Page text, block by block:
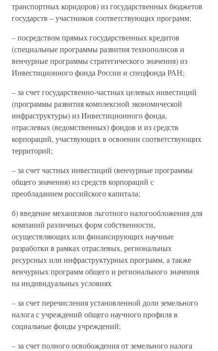
транспортных коридоров) из государственных бюджетов
государств – участников соответствующих программ;
– посредством прямых государственных кредитов
(специальные программы развития технополисов и
венчурные программы стратегического значения) из
Инвестиционного фонда России и спецфонда РАН;
– за счет государственно-частных целевых инвестиций
(программы развития комплексной экономической
инфраструктуры) из Инвестиционного фонда,
отраслевых (ведомственных) фондов и из средств
корпораций, участвующих в освоении соответствующих
территорий;
– за счет частных инвестиций (венчурные программы
общего значения) из средств корпораций с
преобладанием российского капитала;
б) введение механизмов льготного налогообложения для
компаний различных форм собственности,
осуществляющих или финансирующих научные
разработки в рамках отраслевых, региональных
ресурсных или инфраструктурных программ, а также
венчурных программ общего и регионального значения
на индивидуальных условиях
– за счет перечисления установленной доли земельного
налога с учреждений общего научного профиля в
социальные фонды учреждений;
– за счет полного освобождения от земельного налога